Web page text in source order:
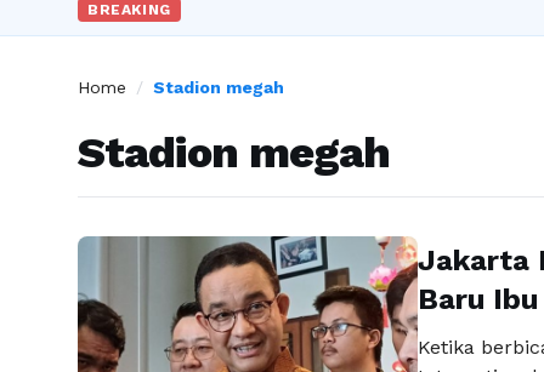
BREAKING
Home / Stadion megah
Stadion megah
Jakarta
Baru
Ketika